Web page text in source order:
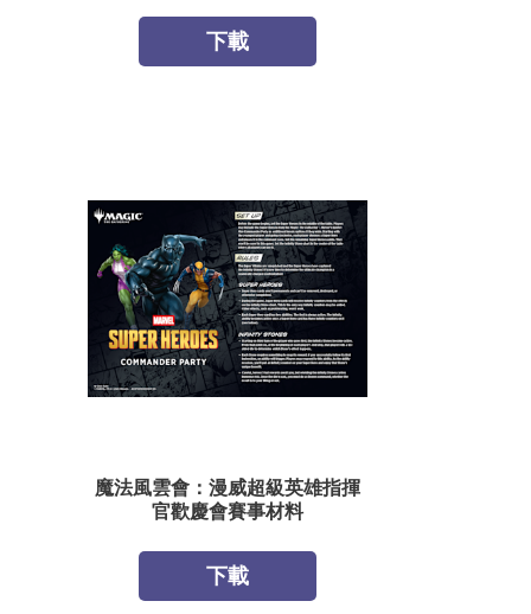
下載
魔法風雲會：漫威超級英雄指揮
官歡慶會賽事材料
下載